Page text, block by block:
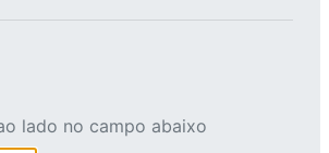
lado no campo abaixo